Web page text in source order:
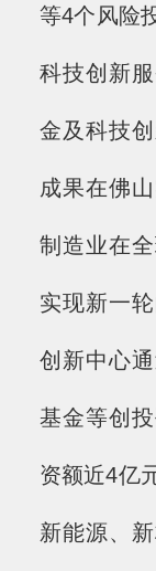
等4个风险
科技创新
金及科技
成果在佛
制造业在
实现新一
创新中心
基金等创
资额近4亿
新能源、